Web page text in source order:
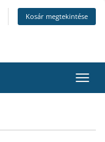
Kosár megtekintése